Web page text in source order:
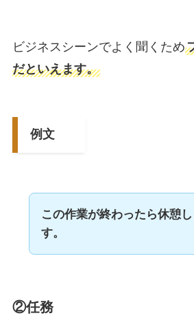
ビジネスシーンでよく聞くため
だといえます。
例文
この作業が終わったら休憩し
す。
②任務